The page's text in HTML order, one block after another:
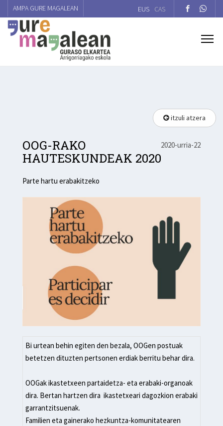
AMPA GURE MAGALEAN EUS CAS
itzuli atzera
2020-urria-22
OOG-RAKO
HAUTESKUNDEAK 2020
Parte hartu erabakitzeko